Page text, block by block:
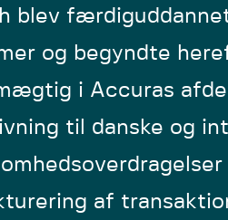
blev
og begyndte
i Accuras
til danske og
af